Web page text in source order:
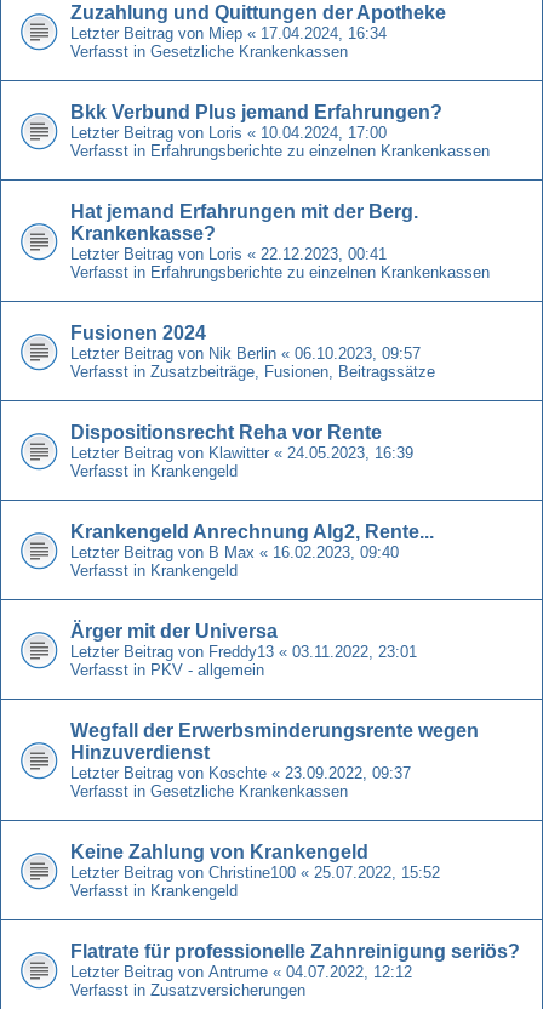
Zuzahlung und Quittungen der Apotheke
Letzter Beitrag von Miep « 17.04.2024, 16:34
Verfasst in Gesetzliche Krankenkassen
Bkk Verbund Plus jemand Erfahrungen?
Letzter Beitrag von Loris « 10.04.2024, 17:00
Verfasst in Erfahrungsberichte zu einzelnen Krankenkassen
Hat jemand Erfahrungen mit der Berg.
Krankenkasse?
Letzter Beitrag von Loris « 22.12.2023, 00:41
Verfasst in Erfahrungsberichte zu einzelnen Krankenkassen
Fusionen 2024
Letzter Beitrag von Nik Berlin « 06.10.2023, 09:57
Verfasst in Zusatzbeiträge, Fusionen, Beitragssätze
Dispositionsrecht Reha vor Rente
Letzter Beitrag von Klawitter « 24.05.2023, 16:39
Verfasst in Krankengeld
Krankengeld Anrechnung Alg2, Rente...
Letzter Beitrag von B Max « 16.02.2023, 09:40
Verfasst in Krankengeld
Ärger mit der Universa
Letzter Beitrag von Freddy13 « 03.11.2022, 23:01
Verfasst in PKV - allgemein
Wegfall der Erwerbsminderungsrente wegen
Hinzuverdienst
Letzter Beitrag von Koschte « 23.09.2022, 09:37
Verfasst in Gesetzliche Krankenkassen
Keine Zahlung von Krankengeld
Letzter Beitrag von Christine100 « 25.07.2022, 15:52
Verfasst in Krankengeld
Flatrate für professionelle Zahnreinigung seriös?
Letzter Beitrag von Antrume « 04.07.2022, 12:12
Verfasst in Zusatzversicherungen